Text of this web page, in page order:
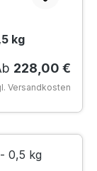
kg
Preis:
228,00 €
Versandkosten